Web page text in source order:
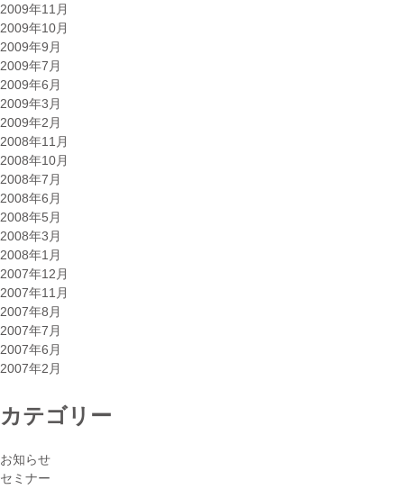
2009年11月
2009年10月
2009年9月
2009年7月
2009年6月
2009年3月
2009年2月
2008年11月
2008年10月
2008年7月
2008年6月
2008年5月
2008年3月
2008年1月
2007年12月
2007年11月
2007年8月
2007年7月
2007年6月
2007年2月
カテゴリー
お知らせ
セミナー